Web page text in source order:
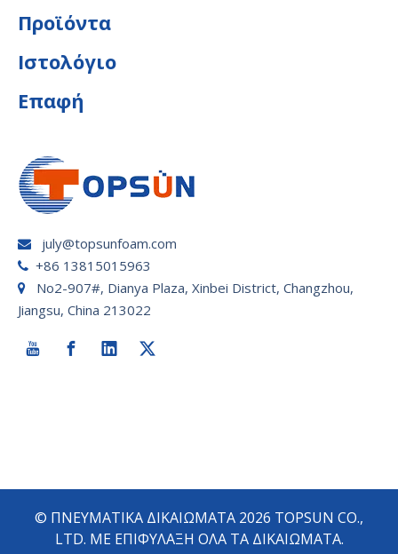
Προϊόντα
Ιστολόγιο
Επαφή
 july@topsunfoam.com
 +86 13815015963

No2-907#, Dianya Plaza, Xinbei District, Changzhou,
Jiangsu, China 213022
© ΠΝΕΥΜΑΤΙΚΑ ΔΙΚΑΙΩΜΑΤΑ 2026 TOPSUN CO.,
LTD. ΜΕ ΕΠΙΦΥΛΑΞΗ ΟΛΑ ΤΑ ΔΙΚΑΙΩΜΑΤΑ.